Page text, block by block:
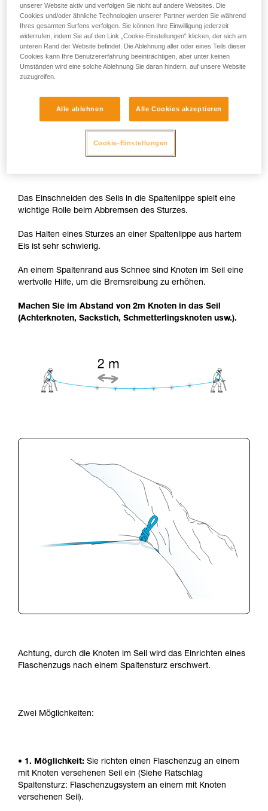
Jedem Seilpartner muss eine ausreichende Seilreserve
zum Einrichten eines Flaschenzugs zur Verfügung stehen.
Das Einschneiden des Seils in die Spaltenlippe spielt eine
wichtige Rolle beim Abbremsen des Sturzes.
Das Halten eines Sturzes an einer Spaltenlippe aus hartem
Eis ist sehr schwierig.
An einem Spaltenrand aus Schnee sind Knoten im Seil eine
wertvolle Hilfe, um die Bremsreibung zu erhöhen.
Machen Sie im Abstand von 2m Knoten in das Seil
(Achterknoten, Sackstich, Schmetterlingsknoten usw.).
Achtung, durch die Knoten im Seil wird das Einrichten eines
Flaschenzugs nach einem Spaltensturz erschwert.
Zwei Möglichkeiten:
• 1. Möglichkeit: Sie richten einen Flaschenzug an einem
mit Knoten versehenen Seil ein (Siehe Ratschlag
Spaltensturz: Flaschenzugsystem an einem mit Knoten
versehenen Seil).
unserer Website aktiv und verfolgen Sie nicht auf andere Websites. Die
Cookies und/oder ähnliche Technologien unserer Partner werden Sie während
Ihres gesamten Surfens verfolgen. Sie können Ihre Einwilligung jederzeit
widerrufen, indem Sie auf den Link „Cookie-Einstellungen“ klicken, der sich am
unteren Rand der Website befindet. Die Ablehnung aller oder eines Teils dieser
Cookies kann Ihre Benutzererfahrung beeinträchtigen, aber unter keinen
Umständen wird eine solche Ablehnung Sie daran hindern, auf unsere Website
zuzugreifen.
Alle ablehnen Alle Cookies akzeptieren
Cookie-Einstellungen